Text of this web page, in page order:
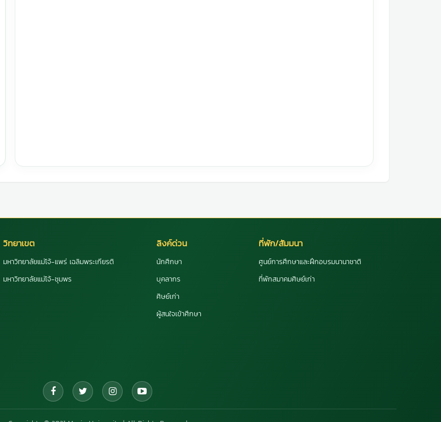
วิทยาเขต
มหาวิทยาลัยแม่โจ้-แพร่ เฉลิมพระเกียรติ
มหาวิทยาลัยแม่โจ้-ชุมพร
ลิงค์ด่วน
นักศึกษา
บุคลากร
ศิษย์เก่า
ผู้สนใจเข้าศึกษา
ที่พัก/สัมมนา
ศูนย์การศึกษาและฝึกอบรมนานาชาติ
ที่พักสมาคมศิษย์เก่า